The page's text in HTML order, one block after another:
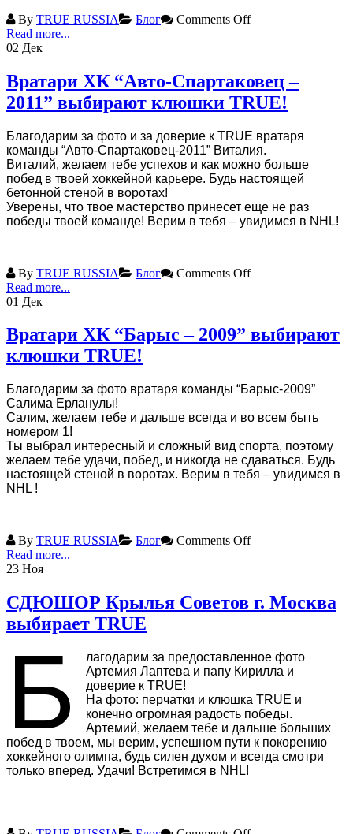
By TRUE RUSSIA Блог
Comments Off
Read more...
02 Дек
Вратари ХК “Авто-Спартаковец –
2011” выбирают клюшки TRUE!
Благодарим за фото и за доверие к TRUE вратаря
команды “Авто-Спартаковец-2011” Виталия.
Виталий, желаем тебе успехов и как можно больше
побед в твоей хоккейной карьере. Будь настоящей
бетонной стеной в воротах!
Уверены, что твое мастерство принесет еще не раз
победы твоей команде! Верим в тебя – увидимся в NHL!
By TRUE RUSSIA Блог
Comments Off
Read more...
01 Дек
Вратари ХК “Барыс – 2009” выбирают
клюшки TRUE!
Благодарим за фото вратаря команды “Барыс-2009”
Салима Ерланулы!
Салим, желаем тебе и дальше всегда и во всем быть
номером 1!
Ты выбрал интересный и сложный вид спорта, поэтому
желаем тебе удачи, побед, и никогда не сдаваться. Будь
настоящей стеной в воротах. Верим в тебя – увидимся в
NHL !
By TRUE RUSSIA Блог
Comments Off
Read more...
23 Ноя
СДЮШОР Крылья Советов г. Москва
выбирает TRUE
Б
лагодарим за предоставленное фото
Артемия Лаптева и папу Кирилла и
доверие к TRUE!
На фото: перчатки и клюшка TRUE и
конечно огромная радость победы.
Артемий, желаем тебе и дальше больших
побед в твоем, мы верим, успешном пути к покорению
хоккейного олимпа, будь силен духом и всегда смотри
только вперед. Удачи! Встретимся в NHL!